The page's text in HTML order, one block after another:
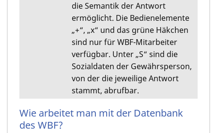
die Semantik der Antwort
ermöglicht. Die Bedienelemente
„+“, „x“ und das grüne Häkchen
sind nur für WBF-Mitarbeiter
verfügbar. Unter „S“ sind die
Sozialdaten der Gewährsperson,
von der die jeweilige Antwort
stammt, abrufbar.
Wie arbeitet man mit der Datenbank
des WBF?